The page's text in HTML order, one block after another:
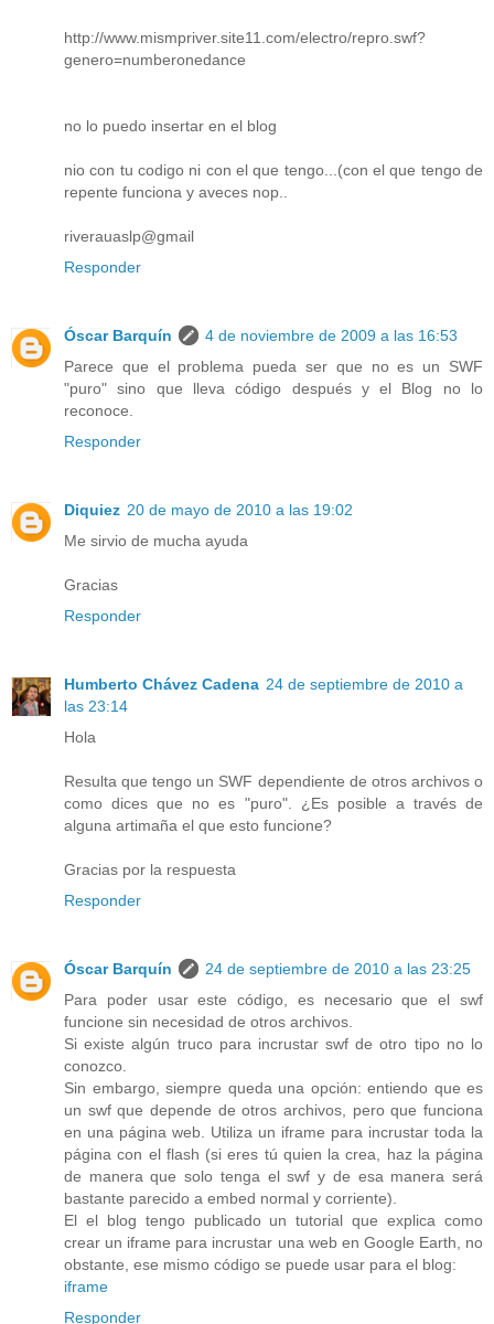
http://www.mismpriver.site11.com/electro/repro.swf?
genero=numberonedance
no lo puedo insertar en el blog
nio con tu codigo ni con el que tengo...(con el que tengo de
repente funciona y aveces nop..
riverauaslp@gmail
Responder
Óscar Barquín
4 de noviembre de 2009 a las 16:53
Parece que el problema pueda ser que no es un SWF
"puro" sino que lleva código después y el Blog no lo
reconoce.
Responder
Diquiez 20 de mayo de 2010 a las 19:02
Me sirvio de mucha ayuda
Gracias
Responder
Humberto Chávez Cadena 24 de septiembre de 2010 a
las 23:14
Hola
Resulta que tengo un SWF dependiente de otros archivos o
como dices que no es "puro". ¿Es posible a través de
alguna artimaña el que esto funcione?
Gracias por la respuesta
Responder
Óscar Barquín
24 de septiembre de 2010 a las 23:25
Para poder usar este código, es necesario que el swf
funcione sin necesidad de otros archivos.
Si existe algún truco para incrustar swf de otro tipo no lo
conozco.
Sin embargo, siempre queda una opción: entiendo que es
un swf que depende de otros archivos, pero que funciona
en una página web. Utiliza un iframe para incrustar toda la
página con el flash (si eres tú quien la crea, haz la página
de manera que solo tenga el swf y de esa manera será
bastante parecido a embed normal y corriente).
El el blog tengo publicado un tutorial que explica como
crear un iframe para incrustar una web en Google Earth, no
obstante, ese mismo código se puede usar para el blog:
iframe
Responder